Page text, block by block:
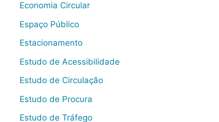
Economia Circular
Espaço Público
Estacionamento
Estudo de Acessibilidade
Estudo de Circulação
Estudo de Procura
Estudo de Tráfego